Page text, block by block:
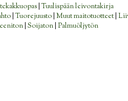
|Tuulispään leivontakirja
|Tuorejuusto Muut maitotuotteet|
| Soijaton| Palmuöljytön